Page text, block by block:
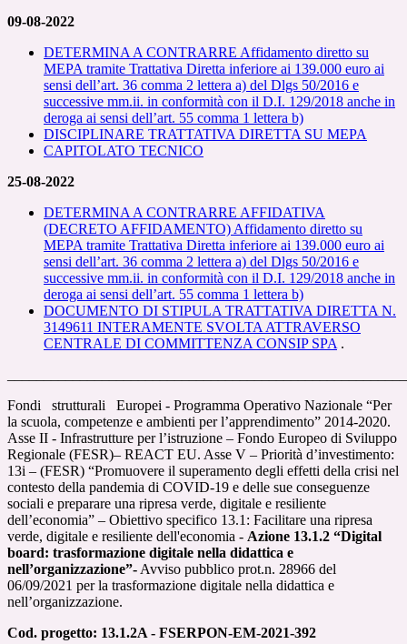
09-08-2022
DETERMINA A CONTRARRE Affidamento diretto su
MEPA tramite Trattativa Diretta inferiore ai 139.000 euro ai
sensi dell’art. 36 comma 2 lettera a) del Dlgs 50/2016 e
successive mm.ii. in conformità con il D.I. 129/2018 anche in
deroga ai sensi dell’art. 55 comma 1 lettera b)
DISCIPLINARE TRATTATIVA DIRETTA SU MEPA
CAPITOLATO TECNICO
25-08-2022
DETERMINA A CONTRARRE AFFIDATIVA
(DECRETO AFFIDAMENTO) Affidamento diretto su
MEPA tramite Trattativa Diretta inferiore ai 139.000 euro ai
sensi dell’art. 36 comma 2 lettera a) del Dlgs 50/2016 e
successive mm.ii. in conformità con il D.I. 129/2018 anche in
deroga ai sensi dell’art. 55 comma 1 lettera b)
DOCUMENTO DI STIPULA TRATTATIVA DIRETTA N.
3149611 INTERAMENTE SVOLTA ATTRAVERSO
CENTRALE DI COMMITTENZA CONSIP SPA .
Fondi strutturali Europei - Programma Operativo Nazionale “Per
la scuola, competenze e ambienti per l’apprendimento” 2014-2020.
Asse II - Infrastrutture per l’istruzione – Fondo Europeo di Sviluppo
Regionale (FESR)– REACT EU. Asse V – Priorità d’investimento:
13i – (FESR) “Promuovere il superamento degli effetti della crisi nel
contesto della pandemia di COVID-19 e delle sue conseguenze
sociali e preparare una ripresa verde, digitale e resiliente
dell’economia” – Obiettivo specifico 13.1: Facilitare una ripresa
verde, digitale e resiliente dell'economia - Azione 13.1.2 “Digital
board: trasformazione digitale nella didattica e
nell’organizzazione”- Avviso pubblico prot.n. 28966 del
06/09/2021 per la trasformazione digitale nella didattica e
nell’organizzazione.
Cod. progetto: 13.1.2A - FSERPON-EM-2021-392